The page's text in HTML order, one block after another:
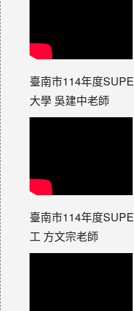
臺南市114年度
大學 吳建中老師
臺南市114年度
工 方文宗老師